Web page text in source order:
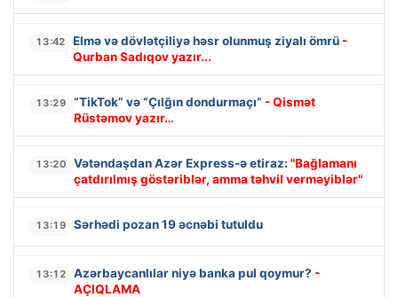
13:42 Elmə və dövlətçiliyə həsr olunmuş ziyalı ömrü -
Qurban Sadıqov yazır...
13:29 “TikTok” və “Çılğın dondurmaçı” - Qismət
Rüstəmov yazır…
13:20 Vətəndaşdan Azər Express-ə etiraz: "Bağlamanı
çatdırılmış göstəriblər, amma təhvil verməyiblər"
13:19 Sərhədi pozan 19 əcnəbi tutuldu
13:12 Azərbaycanlılar niyə banka pul qoymur? -
AÇIQLAMA